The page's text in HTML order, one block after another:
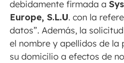
debidamente firmada a
Europe, S.L.U. con la
datos”. Además, la
el nombre y apellidos de la
su domicilio a efectos de